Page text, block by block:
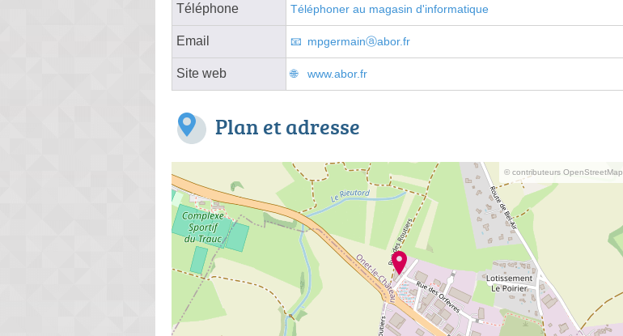
Téléphone Téléphoner au magasin d'informatique
Email mpgermainⓐabor.fr
Site web www.abor.fr
Plan et adresse
© contributeurs OpenStreetMap